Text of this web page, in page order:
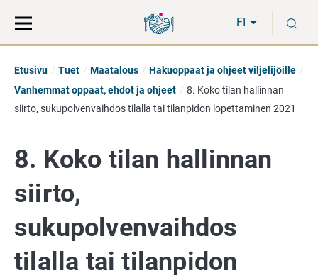
suoraan
sisältöön
koko
sivuston
FI
Etusivu Tuet Maatalous
Hakuoppaat ja ohjeet viljelijöille
Vanhemmat oppaat, ehdot ja ohjeet
8. Koko tilan hallinnan
siirto, sukupolvenvaihdos tilalla tai tilanpidon lopettaminen 2021
8. Koko tilan hallinnan
siirto,
sukupolvenvaihdos
tilalla tai tilanpidon